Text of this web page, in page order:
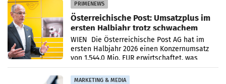
PRIMENEWS
Österreichische Post: Umsatzplus im
ersten Halbjahr trotz schwachem
Briefgeschäft
WIEN Die Österreichische Post AG hat im
ersten Halbjahr 2026 einen Konzernumsatz
von 1.544,0 Mio. EUR erwirtschaftet, was
einem Plus von 3,8 Prozent gegenüber dem
Vergleichszeitraum
MARKETING & MEDIA